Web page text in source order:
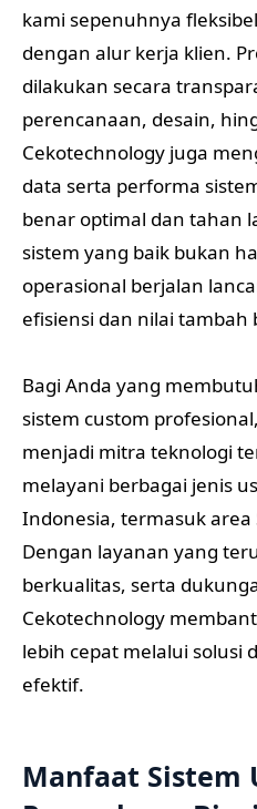
kami sepenuhnya
dengan alur kerja klien.
dilakukan secara
perencanaan, desain,
Cekotechnology juga
data serta performa
benar optimal dan tahan
sistem yang baik bukan
operasional berjalan
efisiensi dan nilai tambah
Bagi Anda yang
sistem custom
menjadi mitra teknologi
melayani berbagai jenis
Indonesia, termasuk area
Dengan layanan yang
berkualitas, serta
Cekotechnology
lebih cepat melalui solusi
efektif.
Manfaat Sistem